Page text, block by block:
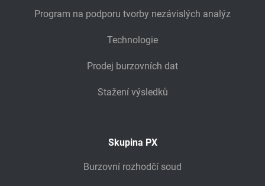
Program na podporu tvorby nezávislých analýz
Technologie
Prodej burzovních dat
Stažení výsledků
Skupina PX
Burzovní rozhodčí soud